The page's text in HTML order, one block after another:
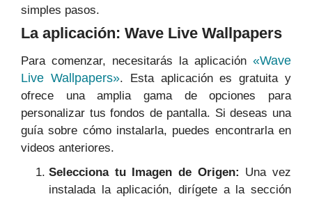
simples pasos.
La aplicación: Wave Live Wallpapers
Para comenzar, necesitarás la aplicación «Wave
Live Wallpapers». Esta aplicación es gratuita y
ofrece una amplia gama de opciones para
personalizar tus fondos de pantalla. Si deseas una
guía sobre cómo instalarla, puedes encontrarla en
videos anteriores.
Selecciona tu Imagen de Origen: Una vez
instalada la aplicación, dirígete a la sección